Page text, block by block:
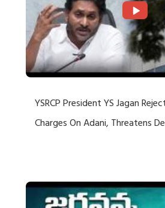
YSRCP President YS Jagan
Charges On Adani, Threatens